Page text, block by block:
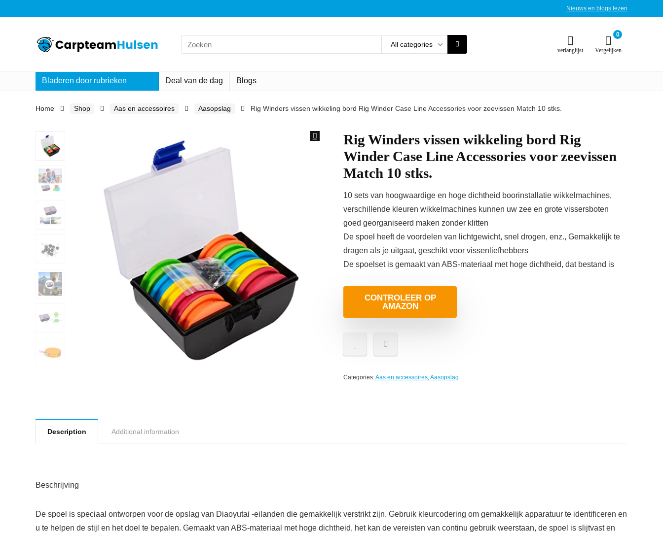
Nieuws en blogs lezen
Search
for:
All categories
verlanglijst
0
Vergelijken
Bladeren door rubrieken Deal van de dag Blogs
Home Shop Aas en accessoires Aasopslag Rig Winders vissen wikkeling bord Rig Winder Case Line Accessories voor zeevissen Match 10 stks.
Rig Winders vissen wikkeling bord Rig
Winder Case Line Accessories voor zeevissen
Match 10 stks.
10 sets van hoogwaardige en hoge dichtheid boorinstallatie wikkelmachines,
verschillende kleuren wikkelmachines kunnen uw zee en grote vissersboten
goed georganiseerd maken zonder klitten
De spoel heeft de voordelen van lichtgewicht, snel drogen, enz., Gemakkelijk te
dragen als je uitgaat, geschikt voor vissenliefhebbers
De spoelset is gemaakt van ABS-materiaal met hoge dichtheid, dat bestand is
CONTROLEER OP
AMAZON
Categories:Aas en accessoires,Aasopslag
Description Additional information
Beschrijving
De spoel is speciaal ontworpen voor de opslag van Diaoyutai -eilanden die gemakkelijk verstrikt zijn. Gebruik kleurcodering om gemakkelijk apparatuur te identificeren en
u te helpen de stijl en het doel te bepalen. Gemaakt van ABS-materiaal met hoge dichtheid, het kan de vereisten van continu gebruik weerstaan, de spoel is slijtvast en